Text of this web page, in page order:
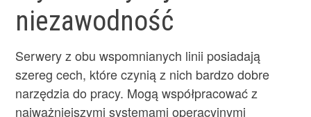
niezawodność
Serwery z obu wspomnianych linii posiadają
szereg cech, które czynią z nich bardzo dobre
narzędzia do pracy. Mogą współpracować z
najważniejszymi systemami operacyjnymi